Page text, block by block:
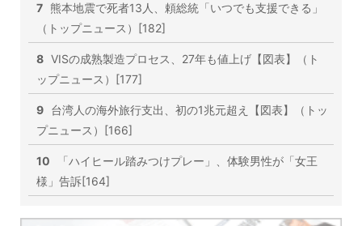
7 熊本地震で死者13人、頼総統「いつでも支援できる」
（トップニュース）[182]
8 VISの成熟製造プロセス、27年も値上げ【図表】（ト
ップニュース）[177]
9 台湾人の海外旅行支出、初の1兆元超え【図表】（トッ
プニュース）[166]
10
「ハイヒール踏みつけプレー」、体験男性が「女王
様」告訴[164]